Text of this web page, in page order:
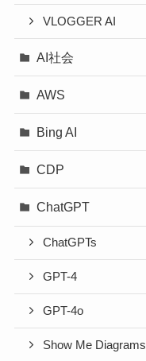
VLOGGER AI
AI社会
AWS
Bing AI
CDP
ChatGPT
ChatGPTs
GPT-4
GPT-4o
Show Me Diagrams